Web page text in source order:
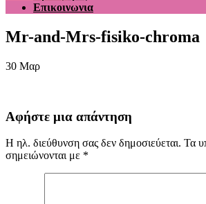
Επικοινωνια
Mr-and-Mrs-fisiko-chroma
30 Μαρ
Αφήστε μια απάντηση
Η ηλ. διεύθυνση σας δεν δημοσιεύεται. Τα
σημειώνονται με *